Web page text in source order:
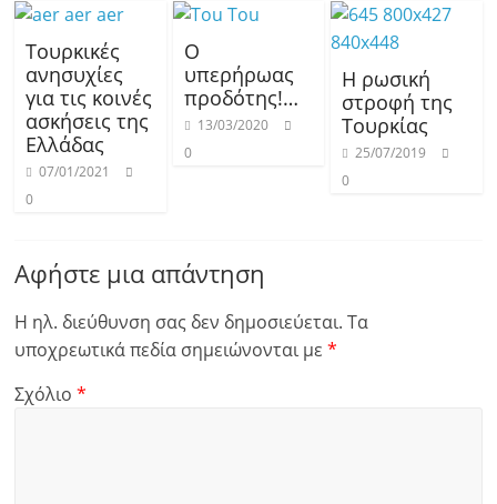
Τουρκικές
ανησυχίες
για τις κοινές
ασκήσεις της
Ελλάδας
07/01/2021
0
Ο
υπερήρωας
προδότης!…
13/03/2020
0
Η ρωσική
στροφή της
Τουρκίας
25/07/2019
0
Αφήστε μια απάντηση
Η ηλ. διεύθυνση σας δεν δημοσιεύεται. Τα
υποχρεωτικά πεδία σημειώνονται με*
Σχόλιο*